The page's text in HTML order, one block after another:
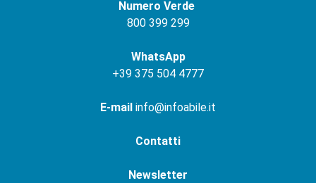
Numero Verde
800 399 299
WhatsApp
+39 375 504 4777
E-mail info@infoabile.it
Contatti
Newsletter